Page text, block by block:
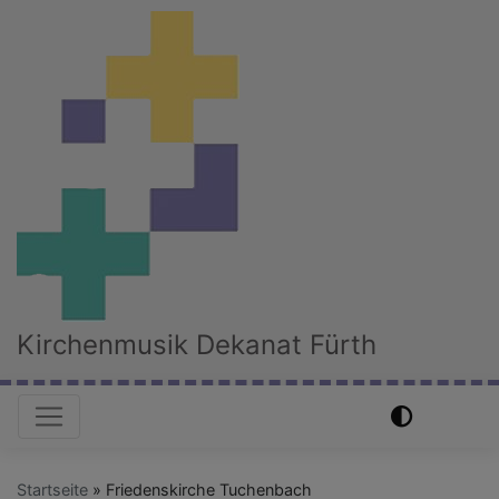
Kirchenmusik Dekanat Fürth
Hauptnavigation
Startseite Friedenskirche Tuchenbach